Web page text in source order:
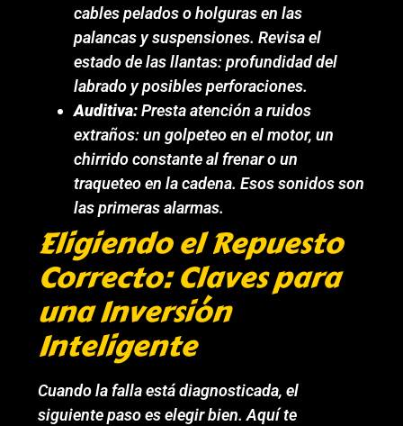
cables pelados o holguras en las
palancas y suspensiones. Revisa el
estado de las llantas: profundidad del
labrado y posibles perforaciones.
Auditiva:Presta atención a ruidos
extraños: un golpeteo en el motor, un
chirrido constante al frenar o un
traqueteo en la cadena. Esos sonidos son
las primeras alarmas.
Eligiendo el Repuesto
Correcto: Claves para
una Inversión
Inteligente
Cuando la falla está diagnosticada, el
siguiente paso es elegir bien. Aquí te